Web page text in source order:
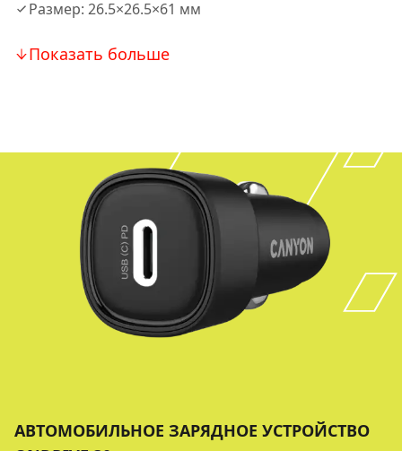
Размер: 26.5×26.5×61 мм
Показать больше
АВТОМОБИЛЬНОЕ ЗАРЯДНОЕ УСТРОЙСТВО